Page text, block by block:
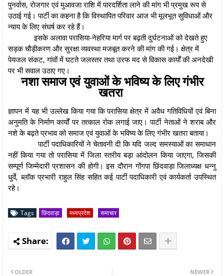
पुनर्वास, रोजगार एवं मुआवजा राशि में पारदर्शिता लाने की मांग भी प्रमुख रूप से
उठाई गई। पार्टी का कहना है कि विस्थापित परिवार आज भी मूलभूत सुविधाओं और
न्याय के लिए संघर्ष कर रहे हैं।
इसके अलावा परासिया-नेहरिया मार्ग पर बढ़ती दुर्घटनाओं को देखते हुए
सड़क चौड़ीकरण और सुरक्षा व्यवस्था मजबूत करने की मांग की गई। क्षेत्र में
पेयजल संकट, गांवों में घटते जलस्तर तथा उरफ मद से विकास कार्यों की अनदेखी
पर भी सवाल उठाए गए।
नशा समाज एवं युवाओं के भविष्य के लिए गंभीर
खतरा
ज्ञापन में यह भी उल्लेख किया गया कि परासिया क्षेत्र में अवैध गतिविधियों एवं बिना
अनुमति के निर्माण कार्यों पर तत्काल रोक लगाई जाए। पार्टी नेताओं ने शराब और
नशे के बढ़ते प्रभाव को समाज एवं युवाओं के भविष्य के लिए गंभीर खतरा बताया।
पार्टी पदाधिकारियों ने चेतावनी दी कि यदि जल्द समस्याओं का समाधान
नहीं किया गया तो परासिया में जिला स्तरीय बड़ा आंदोलन किया जाएगा, जिसकी
सम्पूर्ण जिम्मेदारी प्रशासन की होगी। इस दौरान गोंगपा छिंदवाड़ा जिलाध्यक्ष धन्नु
धुर्वे, ब्लॉक प्रभारी राहुल सिंह सहित कई पार्टी पदाधिकारी एवं कार्यकर्ता उपस्थित
रहे।
Tags छिंदवाड़ा मध्यप्रदेश समाचार
NEWER
OLDER